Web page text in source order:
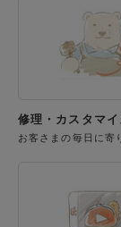
修理・カスタマ
お客さまの毎日に寄